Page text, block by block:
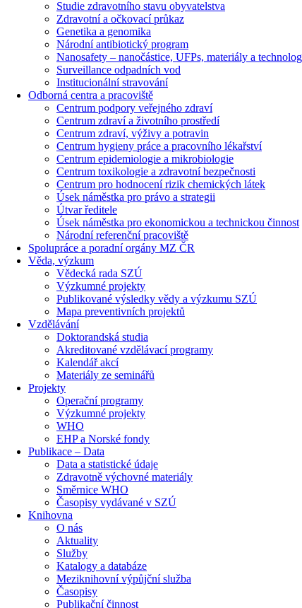
Studie zdravotního stavu obyvatelstva
Zdravotní a očkovací průkaz
Genetika a genomika
Národní antibiotický program
Nanosafety – nanočástice, UFPs, materiály a
Surveillance odpadních vod
Institucionální stravování
Odborná centra a pracoviště
Centrum podpory veřejného zdraví
Centrum zdraví a životního prostředí
Centrum zdraví, výživy a potravin
Centrum hygieny práce a pracovního lékařství
Centrum epidemiologie a mikrobiologie
Centrum toxikologie a zdravotní bezpečnosti
Centrum pro hodnocení rizik chemických látek
Úsek náměstka pro právo a strategii
Útvar ředitele
Úsek náměstka pro ekonomickou a technickou činnost
Národní referenční pracoviště
Spolupráce a poradní orgány MZ ČR
Věda, výzkum
Vědecká rada SZÚ
Výzkumné projekty
Publikované výsledky vědy a výzkumu SZÚ
Mapa preventivních projektů
Vzdělávání
Doktorandská studia
Akreditované vzdělávací programy
Kalendář akcí
Materiály ze seminářů
Projekty
Operační programy
Výzkumné projekty
WHO
EHP a Norské fondy
Publikace – Data
Data a statistické údaje
Zdravotně výchovné materiály
Směrnice WHO
Časopisy vydávané v SZÚ
Knihovna
O nás
Aktuality
Služby
Katalogy a databáze
Meziknihovní výpůjční služba
Časopisy
Publikační činnost